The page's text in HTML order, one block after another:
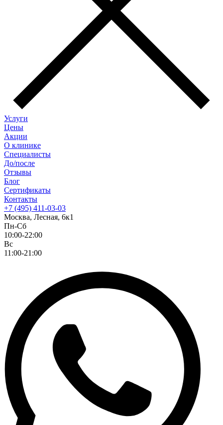
Услуги
Цены
Акции
О клинике
Специалисты
До/после
Отзывы
Блог
Сертификаты
Контакты
+7 (495) 411-03-03
Москва, Лесная, 6к1
Пн-Сб
10:00-22:00
Вс
11:00-21:00